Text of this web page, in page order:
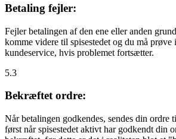
Betaling fejler:
Fejler betalingen af den ene eller anden
komme videre til spisestedet og du må prøve
kundeservice, hvis problemet fortsætter.
5.3
Bekræftet ordre:
Når betalingen godkendes, sendes din ordre
først når spisestedet aktivt har godkendt din